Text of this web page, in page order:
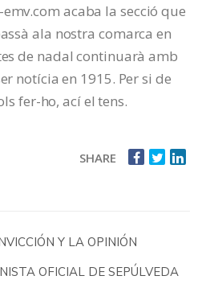
acaba la secció que
ala nostra comarca en
de nadal continuarà amb
notícia en 1915. Per si de
fer-ho, ací el tens.
SHARE
Y LA OPINIÓN
OFICIAL DE SEPÚLVEDA